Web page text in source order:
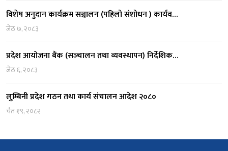
विशेष अनुदान कार्यक्रम सञ्चालन (पहिलो संशोधन ) कार्यव…
जेठ ७, २०८३
प्रदेश आयोजना बैंक (सञ्‍चालन तथा व्यवस्थापन) निर्देशिक…
जेठ ६, २०८३
लुम्बिनी प्रदेश गठन तथा कार्य संचालन आदेश २०८०
चैत १९, २०८२